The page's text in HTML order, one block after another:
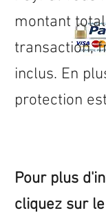
montant
transaction,
inclus. En
protection
Pour plus
cliquez sur